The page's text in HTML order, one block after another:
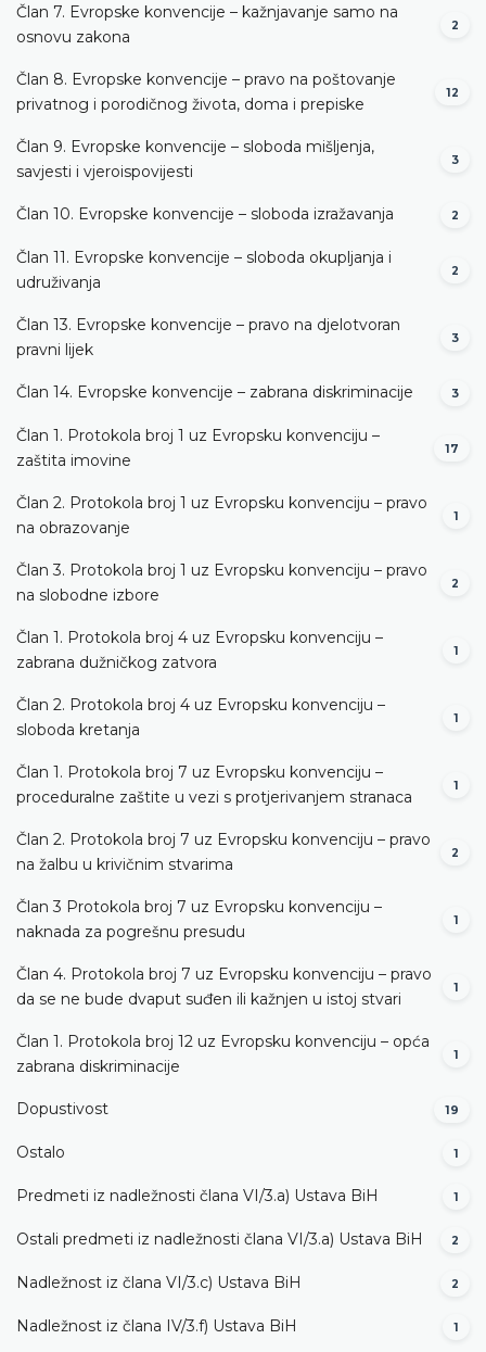
Član 7. Evropske konvencije – kažnjavanje samo na
osnovu zakona
2
Član 8. Evropske konvencije – pravo na poštovanje
privatnog i porodičnog života, doma i prepiske
12
Član 9. Evropske konvencije – sloboda mišljenja,
savjesti i vjeroispovijesti
3
Član 10. Evropske konvencije – sloboda izražavanja 2
Član 11. Evropske konvencije – sloboda okupljanja i
udruživanja
2
Član 13. Evropske konvencije – pravo na djelotvoran
pravni lijek
3
Član 14. Evropske konvencije – zabrana diskriminacije 3
Član 1. Protokola broj 1 uz Evropsku konvenciju –
zaštita imovine
17
Član 2. Protokola broj 1 uz Evropsku konvenciju – pravo
na obrazovanje
1
Član 3. Protokola broj 1 uz Evropsku konvenciju – pravo
na slobodne izbore
2
Član 1. Protokola broj 4 uz Evropsku konvenciju –
zabrana dužničkog zatvora
1
Član 2. Protokola broj 4 uz Evropsku konvenciju –
sloboda kretanja
1
Član 1. Protokola broj 7 uz Evropsku konvenciju –
proceduralne zaštite u vezi s protjerivanjem stranaca
1
Član 2. Protokola broj 7 uz Evropsku konvenciju – pravo
na žalbu u krivičnim stvarima
2
Član 3 Protokola broj 7 uz Evropsku konvenciju –
naknada za pogrešnu presudu
1
Član 4. Protokola broj 7 uz Evropsku konvenciju – pravo
da se ne bude dvaput suđen ili kažnjen u istoj stvari
1
Član 1. Protokola broj 12 uz Evropsku konvenciju – opća
zabrana diskriminacije
1
Dopustivost 19
Ostalo 1
Predmeti iz nadležnosti člana VI/3.а) Ustava BiH 1
Ostali predmeti iz nadležnosti člana VI/3.а) Ustava BiH 2
Nadležnost iz člana VI/3.c) Ustava BiH 2
Nadležnost iz člana IV/3.f) Ustava BiH 1